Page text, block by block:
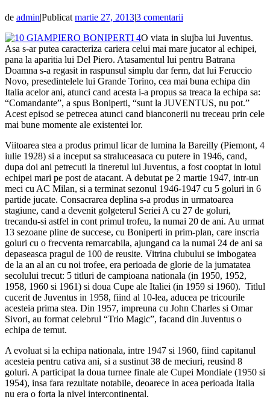
de admin|Publicat martie 27, 2013|3 comentarii
O viata in slujba lui Juventus.
Asa s-ar putea caracteriza cariera celui mai mare jucator al echipei,
pana la aparitia lui Del Piero. Atasamentul lui pentru Batrana
Doamna s-a regasit in raspunsul simplu dar ferm, dat lui Feruccio
Novo, presedintelele lui Grande Torino, cea mai buna echipa din
Italia acelor ani, atunci cand acesta i-a propus sa treaca la echipa sa:
“Comandante”, a spus Boniperti, “sunt la JUVENTUS, nu pot.”
Acest episod se petrecea atunci cand bianconerii nu treceau prin cele
mai bune momente ale existentei lor.
Viitoarea stea a produs primul licar de lumina la Bareilly (Piemont, 4
iulie 1928) si a inceput sa straluceasaca cu putere in 1946, cand,
dupa doi ani petrecuti la tineretul lui Juventus, a fost cooptat in lotul
echipei mari pe post de atacant. A debutat pe 2 martie 1947, intr-un
meci cu AC Milan, si a terminat sezonul 1946-1947 cu 5 goluri in 6
partide jucate. Consacrarea deplina s-a produs in urmatoarea
stagiune, cand a devenit golgeterul Seriei A cu 27 de goluri,
trecandu-si astfel in cont primul trofeu, la numai 20 de ani. Au urmat
13 sezoane pline de succese, cu Boniperti in prim-plan, care inscria
goluri cu o frecventa remarcabila, ajungand ca la numai 24 de ani sa
depaseasca pragul de 100 de reusite. Vitrina clubului se imbogatea
de la an al an cu noi trofee, era perioada de glorie de la jumatatea
secolului trecut: 5 titluri de campioana nationala (in 1950, 1952,
1958, 1960 si 1961) si doua Cupe ale Italiei (in 1959 si 1960). Titlul
cucerit de Juventus in 1958, fiind al 10-lea, aducea pe tricourile
acesteia prima stea. Din 1957, impreuna cu John Charles si Omar
Sivori, au format celebrul “Trio Magic”, facand din Juventus o
echipa de temut.
A evoluat si la echipa nationala, intre 1947 si 1960, fiind capitanul
acesteia pentru cativa ani, si a sustinut 38 de meciuri, reusind 8
goluri. A participat la doua turnee finale ale Cupei Mondiale (1950 si
1954), insa fara rezultate notabile, deoarece in acea perioada Italia
nu era o forta la nivel intercontinental.